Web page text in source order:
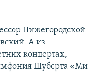
Нижегородской
А из
концертах,
Шуберта «Ми